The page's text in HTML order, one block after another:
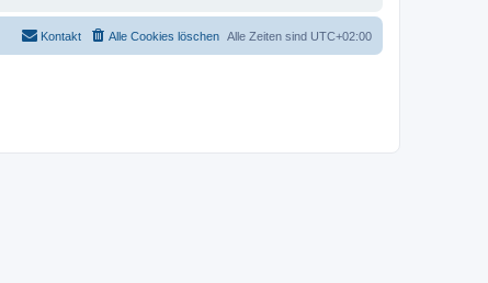
Alle Zeiten sind UTC+02:00
Alle Cookies löschen
Kontakt